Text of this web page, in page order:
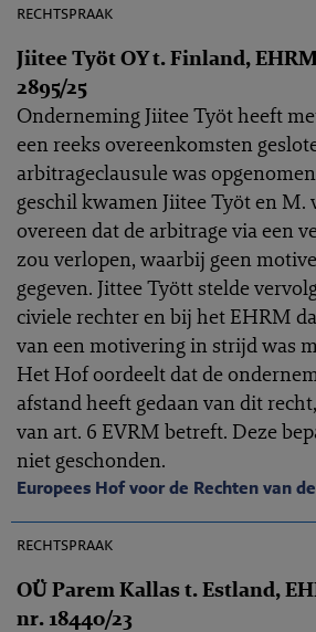
rechtspraak
Jiitee Työt OY t. Finland,
2895/25
Onderneming Jiitee Työt heeft
een reeks overeenkomsten
arbitrageclausule was
geschil kwamen Jiitee Työt en M.
overeen dat de arbitrage via een
zou verlopen, waarbij geen
gegeven. Jittee Tyött stelde
civiele rechter en bij het EHRM
van een motivering in strijd was
Het Hof oordeelt dat de
afstand heeft gedaan van dit
van art. 6 EVRM betreft. Deze
niet geschonden.
Europees Hof voor de Rechten van
rechtspraak
OÜ Parem Kallas t. Estland,
nr. 18440/23